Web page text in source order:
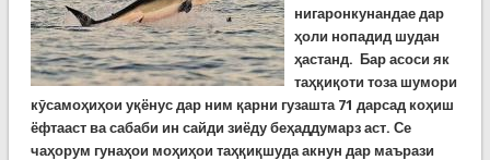
нигаронкунандае дар
ҳоли нопадид шудан
ҳастанд. Бар асоси як
таҳқиқоти тоза шумори
кӯсамоҳиҳои уқёнус дар ним қарни гузашта 71 дарсад коҳиш
ёфтааст ва сабаби ин сайди зиёду беҳаддумарз аст. Се
чаҳорум гунаҳои моҳиҳои таҳқиқшуда акнун дар маърази